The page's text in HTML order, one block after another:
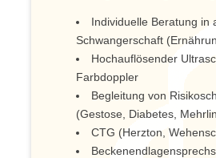
Individuelle Beratung in
Schwangerschaft
Hochauflösender
Farbdoppler
Begleitung von
(Gestose, Diabetes,
CTG (Herzton,